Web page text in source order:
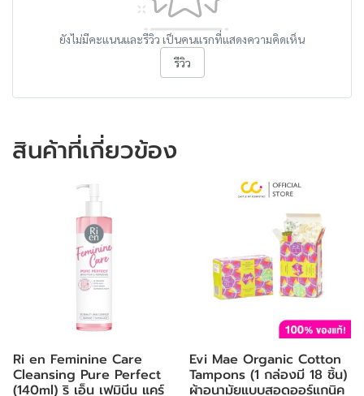
ยังไม่มีคะแนนและรีวิว เป็นคนแรกที่แสดงความคิดเห็น
รีวิว
สินค้าที่เกี่ยวข้อง
Ri en Feminine Care
Cleansing Pure Perfect
(140ml) ริ เอ็น เฟมินีน แคร์
Evi Mae Organic Cotton
Tampons (1 กล่องมี 18 ชิ้น)
ผ้าอนามัยแบบสอดออร์แกนิค